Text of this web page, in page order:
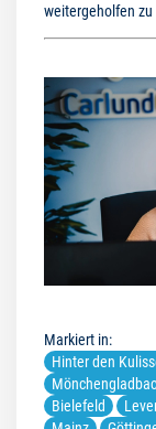
weitergeholfen zu
Markiert in:
Hinter den
Bielefeld